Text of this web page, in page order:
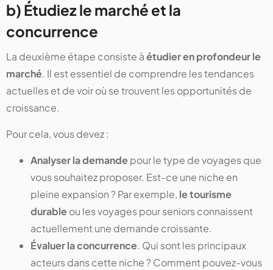
b) Étudiez le marché et la
concurrence
La deuxième étape consiste àétudier en profondeur le
marché. Il est essentiel de comprendre les tendances
actuelles et de voir où se trouvent les opportunités de
croissance.
Pour cela, vous devez :
Analyser la demandepour le type de voyages que
vous souhaitez proposer. Est-ce une niche en
pleine expansion ? Par exemple, le tourisme
durableou les voyages pour seniors connaissent
actuellement une demande croissante​.
Évaluer la concurrence. Qui sont les principaux
acteurs dans cette niche ? Comment pouvez-vous